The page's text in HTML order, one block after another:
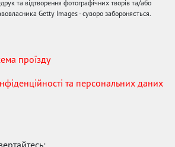
та відтворення фотографічних творів та/або
Getty Images - суворо забороняється.
проїзду
та персональних даних